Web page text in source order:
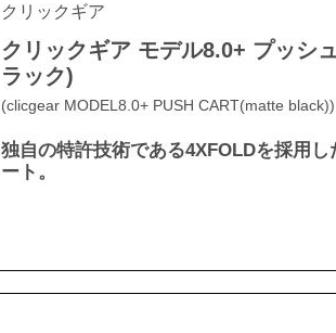
クリックギア
クリックギア モデル8.0+ プッシ
ラック)
(clicgear MODEL8.0+ PUSH CART(matte black))
独自の特許技術である4XFOLDを採用
ート。